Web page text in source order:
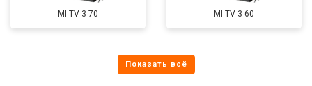
MI TV 3 70 MI TV 3 60